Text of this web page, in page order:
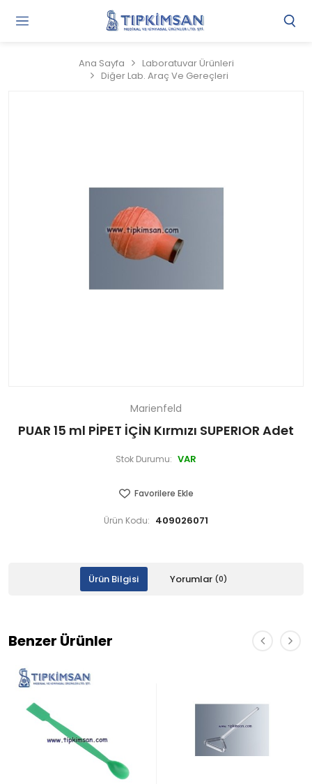
Ana Sayfa
Laboratuvar Ürünleri
Diğer Lab. Araç Ve Gereçleri
Marienfeld
PUAR 15 ml PİPET İÇİN Kırmızı SUPERIOR Adet
Stok Durumu: VAR
Favorilere Ekle
Ürün Kodu: 409026071
Ürün Bilgisi Yorumlar (0)
Benzer Ürünler